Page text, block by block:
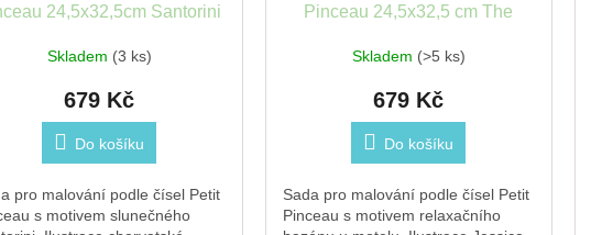
24,5x32,5cm Santorini
Skladem (3 ks)
679 Kč
Do košíku
pro malování podle čísel Petit
s motivem slunečného
Pinceau 24,5x32,5 cm The
Skladem (>5 ks)
679 Kč
Do košíku
Sada pro malování podle čísel Petit
Pinceau s motivem relaxačního